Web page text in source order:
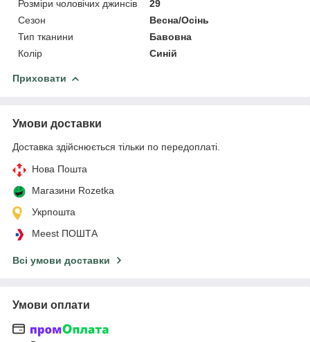
Розміри чоловічих джинсів
29
Сезон
Весна/Осінь
Тип тканини
Бавовна
Колір
Синій
Приховати
Умови доставки
Доставка здійснюється тільки по передоплаті.
Нова Пошта
Магазини Rozetka
Укрпошта
Meest ПОШТА
Всі умови доставки
Умови оплати